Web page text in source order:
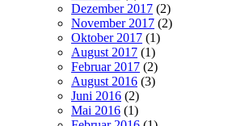
Dezember 2017 (2)
November 2017 (2)
Oktober 2017 (1)
August 2017 (1)
Februar 2017 (2)
August 2016 (3)
Juni 2016 (2)
Mai 2016 (1)